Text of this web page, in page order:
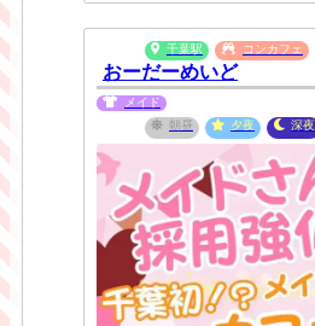
千葉駅 コンカフェ
おーだーめいど
メイド
朝昼
夕夜 深夜